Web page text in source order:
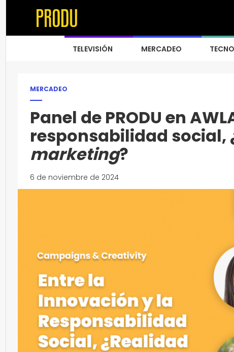
TELEVISIÓN MERCADEO
MERCADEO
Panel de PRODU en
responsabilidad social,
marketing?
6 de noviembre de 2024